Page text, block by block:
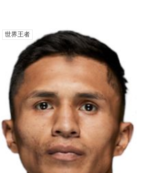
世界王者